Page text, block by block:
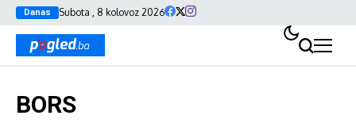
Danas Subota , 8 kolovoz 2026
BORS